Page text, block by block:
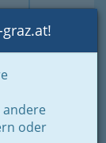
Toggle
oder
Graz